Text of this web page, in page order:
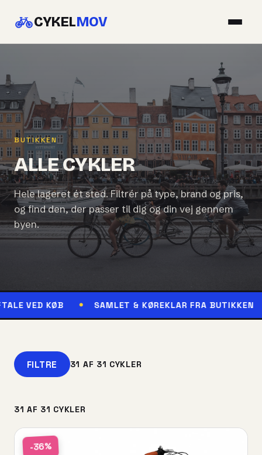
CYKELMOV
BUTIKKEN
ALLE CYKLER
Hele lageret ét sted. Filtrér på type, brand og pris,
og find den, der passer til dig og din vej gennem
byen.
SAMLET & KØREKLAR FRA BUTIKKEN
FILTRE 31 AF 31 CYKLER
31 AF 31 CYKLER
-36%